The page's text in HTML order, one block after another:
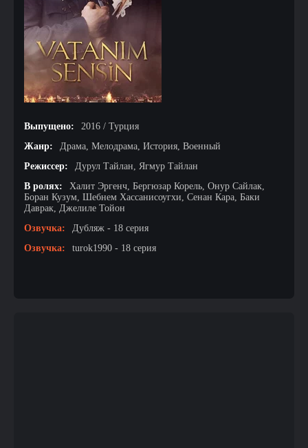
Выпущено:
2016 / Турция
Жанр:
Драма, Мелодрама, История, Военный
Режиссер:
Дурул Тайлан, Ягмур Тайлан
В ролях:
Халит Эргенч, Бергюзар Корель, Онур Сайлак,
Боран Кузум, Шебнем Хассанисоугхи, Сенан Кара, Баки
Даврак, Джелиле Тойон
Озвучка:
Дубляж - 18 серия
Озвучка:
turok1990 - 18 серия